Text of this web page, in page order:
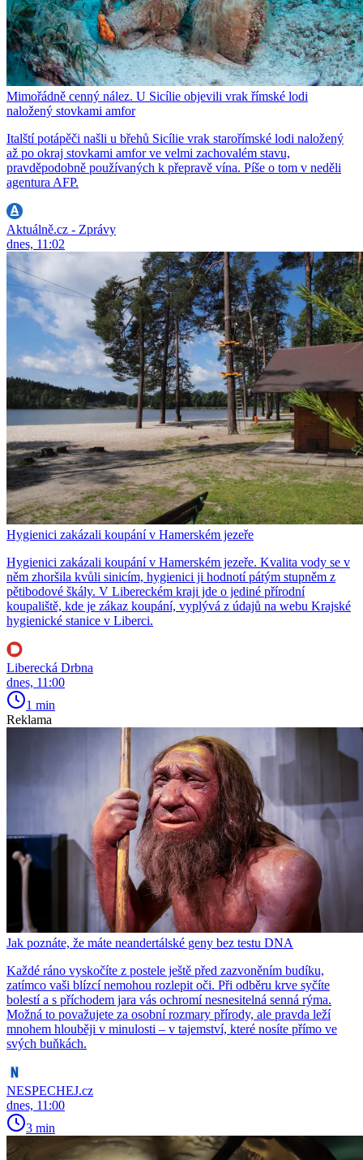
Mimořádně cenný nález. U Sicílie objevili vrak římské lodi
naložený stovkami amfor
Italští potápěči našli u břehů Sicílie vrak starořímské lodi naložený
až po okraj stovkami amfor ve velmi zachovalém stavu,
pravděpodobně používaných k přepravě vína. Píše o tom v neděli
agentura AFP.
Aktuálně.cz - Zprávy
dnes, 11:02
Hygienici zakázali koupání v Hamerském jezeře
Hygienici zakázali koupání v Hamerském jezeře. Kvalita vody se v
něm zhoršila kvůli sinicím, hygienici ji hodnotí pátým stupněm z
pětibodové škály. V Libereckém kraji jde o jediné přírodní
koupaliště, kde je zákaz koupání, vyplývá z údajů na webu Krajské
hygienické stanice v Liberci.
Liberecká Drbna
dnes, 11:00
1 min
Reklama
Jak poznáte, že máte neandertálské geny bez testu DNA
Každé ráno vyskočíte z postele ještě před zazvoněním budíku,
zatímco vaši blízcí nemohou rozlepit oči. Při odběru krve syčíte
bolestí a s příchodem jara vás ochromí nesnesitelná senná rýma.
Možná to považujete za osobní rozmary přírody, ale pravda leží
mnohem hlouběji v minulosti – v tajemství, které nosíte přímo ve
svých buňkách.
NESPECHEJ.cz
dnes, 11:00
3 min